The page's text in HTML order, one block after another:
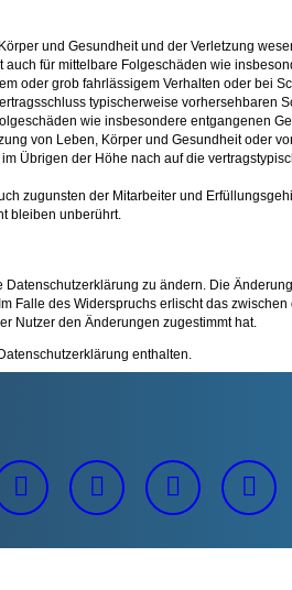
und Gesundheit und der Verletzung
für mittelbare Folgeschäden wie
oder grob fahrlässigem Verhalten oder bei
typischerweise vorhersehbaren
wie insbesondere entgangenen
von Leben, Körper und Gesundheit oder
Übrigen der Höhe nach auf die
zugunsten der Mitarbeiter und
bleiben unberührt.
zu ändern. Die
Falle des Widerspruchs erlischt das
Nutzer den Änderungen zugestimmt hat.
enthalten.